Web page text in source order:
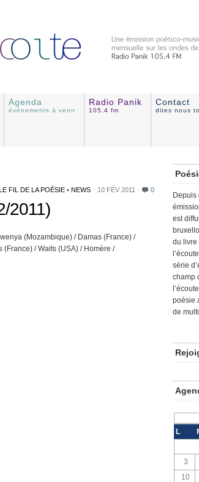
Agenda
événements à venir
Radio Panik
105.4 fm
Contact
dites nous
FIL DE LA POÉSIE • NEWS 10 FÉV 2011 0
2011)
(Mozambique) / Damas (France) /
/ Waits (USA) / Homère /
Depuis
est
du livre
série
champ
poésie
de
L
3
10